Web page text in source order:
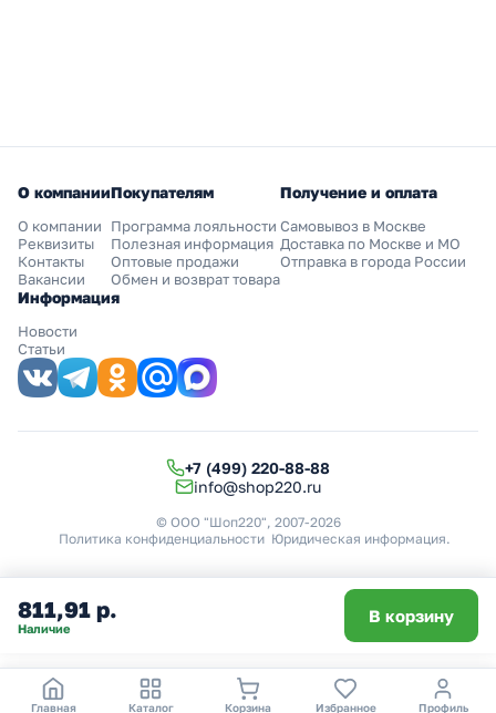
811,91 р.
Наличие
В корзину
О компании
О компании
Реквизиты
Контакты
Вакансии
Покупателям
Программа лояльности
Полезная информация
Оптовые продажи
Обмен и возврат товара
Получение и оплата
Самовывоз в Москве
Доставка по Москве и МО
Отправка в города России
Информация
Новости
Статьи
+7 (499) 220-88-88
info@shop220.ru
© ООО "Шоп220", 2007-2026
Политика конфиденциальности Юридическая информация.
Главная Каталог Корзина Избранное Профиль